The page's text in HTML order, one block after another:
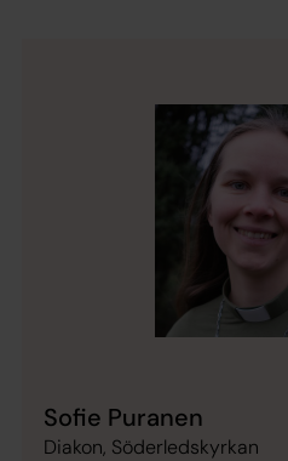
Sofie Puranen
Diakon, Söderledskyrkan